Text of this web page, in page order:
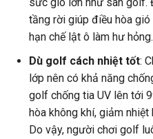
tầng rời giúp điều hòa
hạn chế lật ô làm hư hỏng.
Dù golf cách nhiệt tốt:
lớp nên có khả năng
golf chống tia UV lên tới
hòa không khí, giảm
Do vậy, người chơi golf